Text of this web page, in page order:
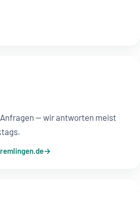
— wir antworten meist